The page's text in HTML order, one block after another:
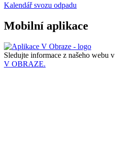
Kalendář svozu odpadu
Mobilní aplikace
Sledujte informace z našeho webu v
V OBRAZE.